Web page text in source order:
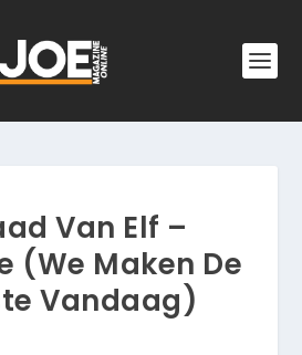
Van Elf –
(We Maken De
Vandaag)